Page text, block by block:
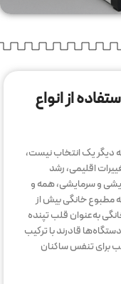
از انواع
دیگر یک انتخاب نیست،
اقلیمی، رشد
و سرمایشی، همه و
خانگی بیش از
به‌عنوان قلب تپنده
قادرند با ترکیب
برای تنفس ساکنان